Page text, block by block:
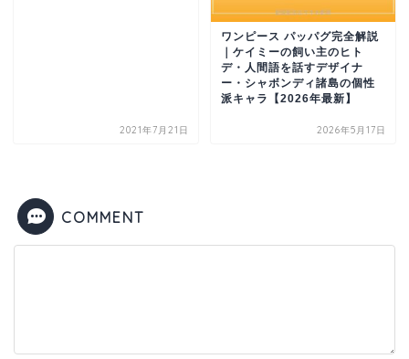
2021年7月21日
ワンピース パッパグ完全解説
｜ケイミーの飼い主のヒト
デ・人間語を話すデザイナ
ー・シャボンディ諸島の個性
派キャラ【2026年最新】
2026年5月17日
COMMENT